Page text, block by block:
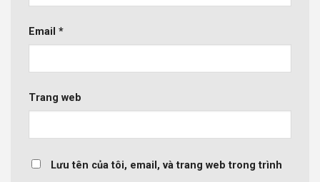
Email *
Trang web
Lưu tên của tôi, email, và trang web trong trình